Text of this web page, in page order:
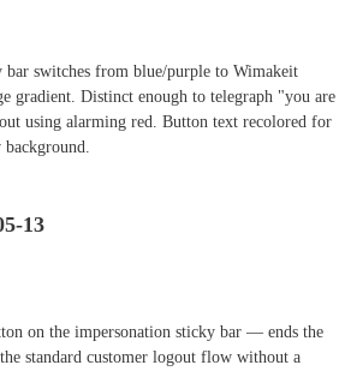
bar switches from blue/purple to Wimakeit
gradient. Distinct enough to telegraph "you are
using alarming red. Button text recolored for
13
on the impersonation sticky bar — ends the
standard customer logout flow without a